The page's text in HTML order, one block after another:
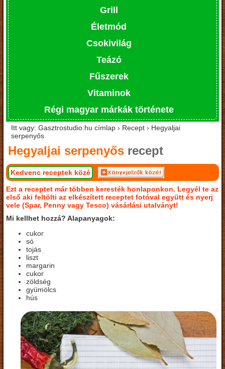
Grill
Életmód
Csokivilág
Teázó
Fűszerek
Vitaminok
Régi magyar márkák története
Itt vagy: Gasztrostudio.hu címlap › Recept › Hegyaljai
serpenyős
Hegyaljai serpenyős recept
Kedvenc receptek közé
Ezt a receptet már többen keresték honlaponkon. Legyél te az
első aki feltölti az elkészített receptet fotóval együtt és nyerj
vele (Spar, Penny vagy Tesco) vásárlási utalványt!
Mi kellhet hozzá? Alapanyagok:
cukor
só
tojás
liszt
margarin
cukor
zöldség
gyümölcs
hús